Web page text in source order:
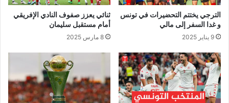
الترجي يختتم التحضيرات في تونس
و غدا السفر إلى مالي
9 يناير 2025
ثنائي يعزز صفوف النادي الإفريقي
أمام مستقبل سليمان
8 مارس 2025